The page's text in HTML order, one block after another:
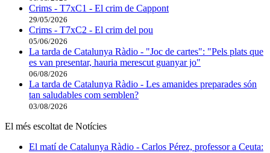
Crims - T7xC1 - El crim de Cappont
29/05/2026
Crims - T7xC2 - El crim del pou
05/06/2026
La tarda de Catalunya Ràdio - "Joc de cartes": "Pels plats que
es van presentar, hauria merescut guanyar jo"
06/08/2026
La tarda de Catalunya Ràdio - Les amanides preparades són
tan saludables com semblen?
03/08/2026
El més escoltat de Notícies
El matí de Catalunya Ràdio - Carlos Pérez, professor a Ceuta: